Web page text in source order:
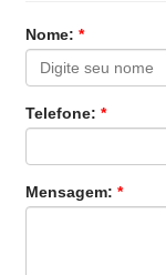
Nome:*
Telefone:*
Mensagem:*